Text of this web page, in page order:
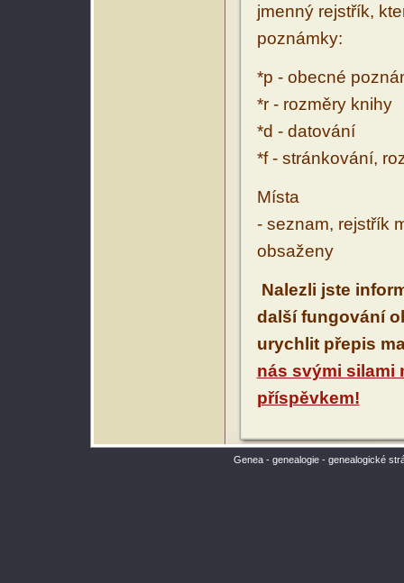
jmenný rejstřík,
poznámky:
*p - obecné
*r - rozměry knihy
*d - datování
*f - stránkování,
Místa
- seznam, rejstřík
obsaženy
Nalezli jste
další fungování
urychlit přepis
nás svými silami
příspěvkem!
Genea - genealogie - genealogické